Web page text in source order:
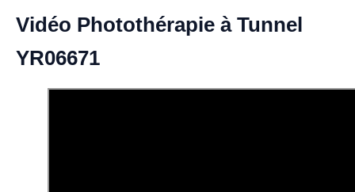
Vidéo Photothérapie à Tunnel
YR06671